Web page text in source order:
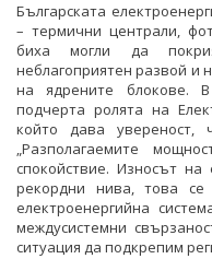
Българската
– термични централи,
биха могли да
неблагоприятен развой и
на ядрените блокове.
подчерта ролята на
който дава
„Разполагаемите
спокойствие. Износът
рекордни нива, това
електроенергийна
междусистемни
ситуация да подкрепим